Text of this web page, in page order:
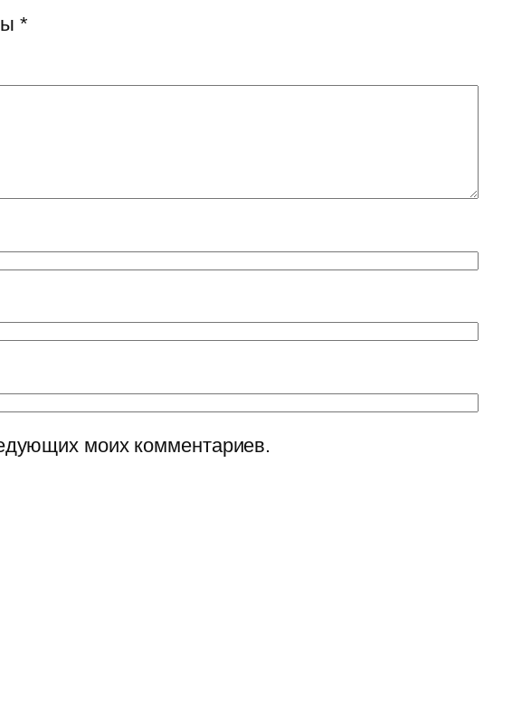
*
моих комментариев.